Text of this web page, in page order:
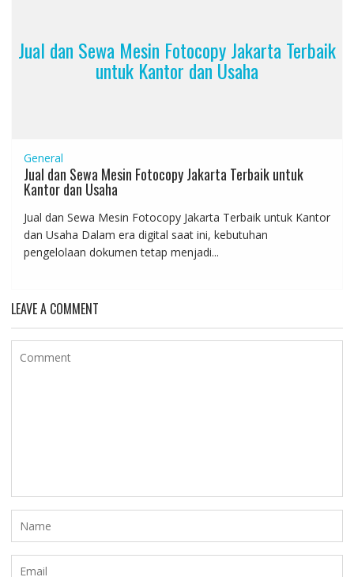
Jual dan Sewa Mesin Fotocopy Jakarta Terbaik
untuk Kantor dan Usaha
General
Jual dan Sewa Mesin Fotocopy Jakarta Terbaik untuk
Kantor dan Usaha
Jual dan Sewa Mesin Fotocopy Jakarta Terbaik untuk Kantor
dan Usaha Dalam era digital saat ini, kebutuhan
pengelolaan dokumen tetap menjadi...
LEAVE A COMMENT